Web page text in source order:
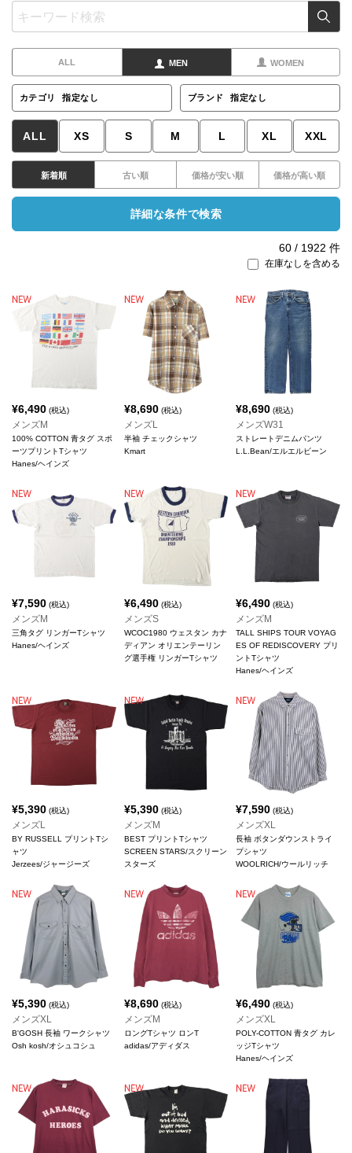
ALL MEN WOMEN
カテゴリ 指定なし ブランド 指定なし
ALL XS S M L XL XXL
新着順 古い順 価格が安い順 価格が高い順
詳細な条件で検索
60 / 1922 件
在庫なしを含める
¥6,490 (税込)
メンズM
100% COTTON 青タグ スポ
ーツプリントTシャツ
Hanes/ヘインズ
¥8,690(税込)
メンズL
半袖 チェックシャツ
Kmart
¥8,690 (税込)
メンズW31
ストレートデニムパンツ
L.L.Bean/エルエルビーン
¥7,590 (税込)
メンズM
三角タグ リンガーTシャツ
Hanes/ヘインズ
¥6,490(税込)
メンズS
WCOC1980 ウェスタン カナ
ディアン オリエンテーリン
グ選手権 リンガーTシャツ
¥6,490 (税込)
メンズM
TALL SHIPS TOUR VOYAG
ES OF REDISCOVERY プリ
ントTシャツ
Hanes/ヘインズ
¥5,390 (税込)
メンズL
BY RUSSELL プリントTシ
ャツ
Jerzees/ジャージーズ
¥5,390(税込)
メンズM
BEST プリントTシャツ
SCREEN STARS/スクリーン
スターズ
¥7,590 (税込)
メンズXL
長袖 ボタンダウンストライ
プシャツ
WOOLRICH/ウールリッチ
¥5,390 (税込)
メンズXL
B'GOSH 長袖 ワークシャツ
Osh kosh/オシュコシュ
¥8,690(税込)
メンズM
ロングTシャツ ロンT
adidas/アディダス
¥6,490 (税込)
メンズXL
POLY-COTTON 青タグ カレ
ッジTシャツ
Hanes/ヘインズ